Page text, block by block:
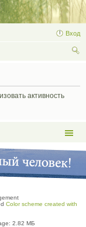
Вход
активность
Color scheme created with
2.82 МБ